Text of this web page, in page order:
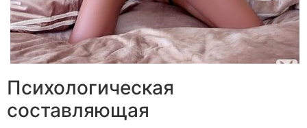
Психологическая
составляющая